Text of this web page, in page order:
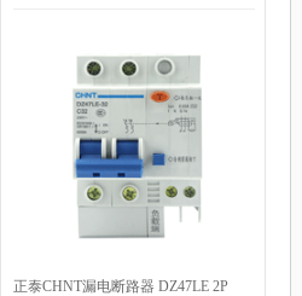
正泰CHNT漏电断路器 DZ47LE 2P